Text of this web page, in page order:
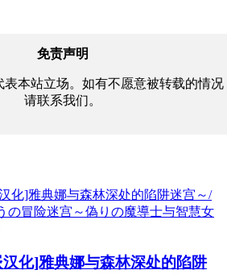
免责声明
表本站立场。如有不愿意被转载的情况
请联系我们。
化]雅典娜与森林深处的陷阱